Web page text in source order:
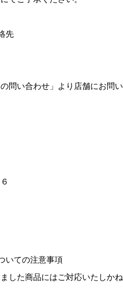
先
問い合わせ」より店舗にお問い
いての注意事項
した商品にはご対応いたしかね